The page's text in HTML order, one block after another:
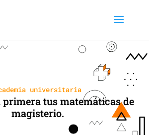
universitaria
primera tus matemáticas de
magisterio.